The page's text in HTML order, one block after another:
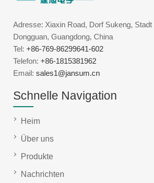
Adresse: Xiaxin Road, Dorf Sukeng,
Dongguan, Guangdong, China
Tel:+86-769-86299641-602
Telefon:+86-1815381962
Email:sales1@jansum.cn
Schnelle Navigation
Heim
Über uns
Produkte
Nachrichten